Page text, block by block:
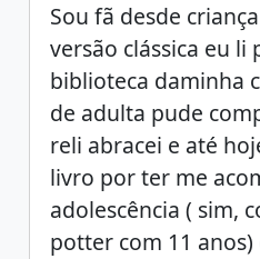
Sou fã desde
versão clássica eu li
biblioteca daminha
de adulta pude
reli abracei e até
livro por ter me
adolescência ( sim,
potter com 11 anos)